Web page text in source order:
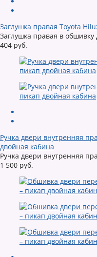
Заглушка правая Toyota
Заглушка правая в
404 руб.
Ручка двери внутренняя
двойная кабина
Ручка двери внутренняя
1 500 руб.